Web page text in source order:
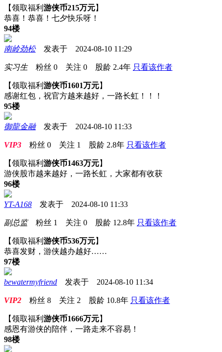
【领取福利 游侠币215万元】
恭喜！恭喜！七夕快乐呀！
94楼
南岭劲松发表于 2024-08-10 11:29
实习生粉丝 0 关注 0 股龄 2.4年 只看该作者
【领取福利 游侠币1601万元】
感谢红包，祝官方越来越好，一路长虹！！！
95楼
御龍金融发表于 2024-08-10 11:33
VIP3 粉丝 0 关注 1 股龄 2.8年 只看该作者
【领取福利 游侠币1463万元】
游侠股市越来越好，一路长虹，大家都有收获
96楼
YT-A168 发表于 2024-08-10 11:33
副总监粉丝 1 关注 0 股龄 12.8年 只看该作者
【领取福利 游侠币536万元】
恭喜发财，游侠越办越好……
97楼
bewatermyfriend 发表于 2024-08-10 11:34
VIP2 粉丝 8 关注 2 股龄 10.8年 只看该作者
【领取福利 游侠币1666万元】
感恩有游侠的陪伴，一路走来不容易！
98楼